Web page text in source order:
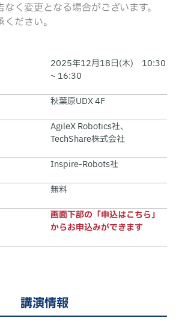
く変更となる場合がございます。
ださい。
2025年12月18日(木) 10:30
~ 16:30
秋葉原UDX 4F
AgileX Robotics社、
TechShare株式会社
Inspire-Robots社
無料
画面下部の「申込はこちら」
からお申込みができます
講演情報